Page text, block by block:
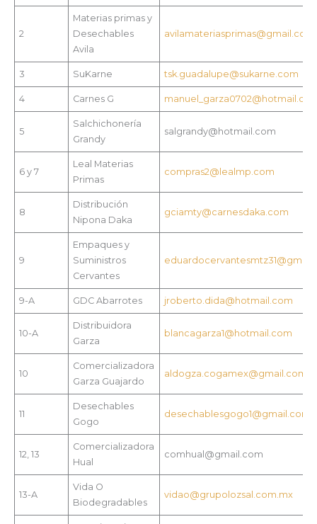
2
Materias primas y
Desechables
Avila
avilamateriasprimas@gmail.com
3 SuKarne tsk.guadalupe@sukarne.com
4 Carnes G
5
Salchichonería
Grandy
salgrandy@hotmail.com
6 y 7
Leal Materias
Primas
compras2@lealmp.com
8
Distribución
Nipona Daka
gciamty@carnesdaka.com
9
Empaques y
Suministros
Cervantes
9-A GDC Abarrotes jroberto.dida@hotmail.com
10-A
Distribuidora
Garza
blancagarza1@hotmail.com
10
Comercializadora
Garza Guajardo
aldogza.cogamex@gmail.com
11
Desechables
Gogo
desechablesgogo1@gmail.com
12, 13
Comercializadora
Hual
comhual@gmail.com
13-A
Vida O
Biodegradables
vidao@grupolozsal.com.mx